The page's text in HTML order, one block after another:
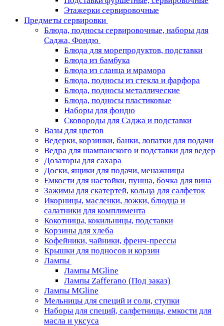
Этажерки сервировочные
Предметы сервировки
Блюда, подносы сервировочные, наборы для
Саджа, Фондю
Блюда для морепродуктов, подставки
Блюда из бамбука
Блюда из сланца и мрамора
Блюда, подносы из стекла и фарфора
Блюда, подносы металлические
Блюда, подносы пластиковые
Наборы для фондю
Сковороды для Саджа и подставки
Вазы для цветов
Ведерки, корзинки, банки, лопатки для подачи
Ведра для шампанского и подставки для ведер
Дозаторы для сахара
Доски, ящики для подачи, менажницы
Емкости для настойки, пунша, бочка для вина
Зажимы для скатертей, кольца для салфеток
Икорницы, масленки, ложки, блюдца и
салатники для комплимента
Кокотницы, кокильницы, подставки
Корзины для хлеба
Кофейники, чайники, френч-прессы
Крышки для подносов и корзин
Лампы
Лампы MGline
Лампы Zafferano (Под заказ)
Лампы MGline
Мельницы для специй и соли, ступки
Наборы для специй, салфетницы, емкости для
масла и уксуса